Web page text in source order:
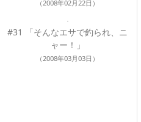
（2008年02月22日）
#31 「そんなエサで釣られ、ニ
ャー！」
（2008年03月03日）